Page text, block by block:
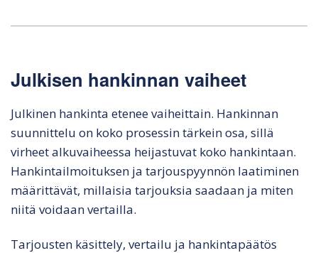
Julkisen hankinnan vaiheet
Julkinen hankinta etenee vaiheittain. Hankinnan
suunnittelu on koko prosessin tärkein osa, sillä
virheet alkuvaiheessa heijastuvat koko hankintaan.
Hankintailmoituksen ja tarjouspyynnön laatiminen
määrittävät, millaisia tarjouksia saadaan ja miten
niitä voidaan vertailla.
Tarjousten käsittely, vertailu ja hankintapäätös